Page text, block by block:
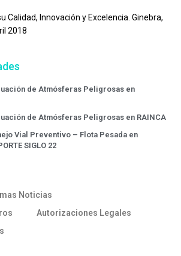
Calidad, Innovación y Excelencia. Ginebra,
2018
de Atmósferas Peligrosas en
de Atmósferas Peligrosas en RAINCA
Vial Preventivo – Flota Pesada en
SIGLO 22
Noticias
Autorizaciones Legales